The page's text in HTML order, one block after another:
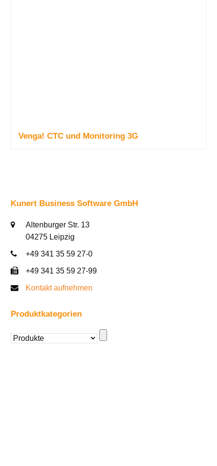
Venga! CTC und Monitoring 3G
Kunert Business Software GmbH
Altenburger Str. 13
04275 Leipzig
+49 341 35 59 27-0
+49 341 35 59 27-99
Kontakt aufnehmen
Produktkategorien